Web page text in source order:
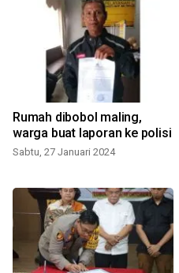
Rumah dibobol maling,
warga buat laporan ke polisi
Sabtu, 27 Januari 2024